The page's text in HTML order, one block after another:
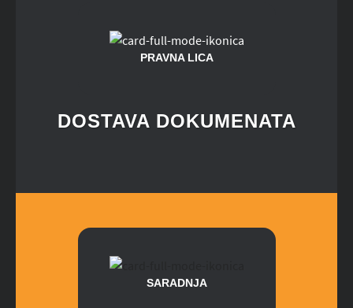
PRAVNA LICA
DOSTAVA DOKUMENATA
SARADNJA